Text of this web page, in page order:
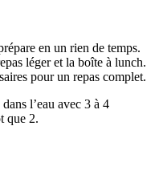
en un rien de temps.
léger et la boîte à lunch.
pour un repas complet.
l’eau avec 3 à 4
que 2.